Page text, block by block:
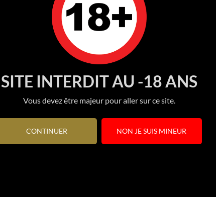
SITE INTERDIT AU -18 ANS
Vous devez être majeur pour aller sur ce site.
CONTINUER NON JE SUIS MINEUR